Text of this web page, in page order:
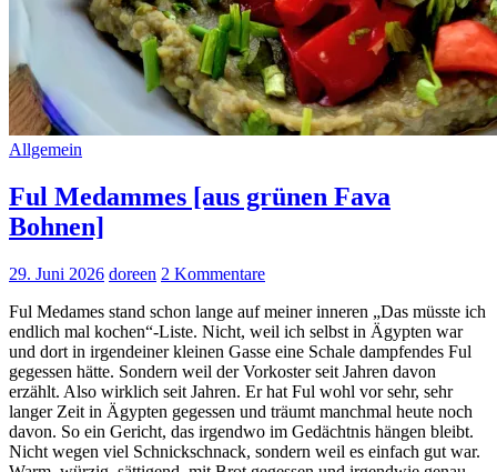
Allgemein
Ful Medammes [aus grünen Fava
Bohnen]
29. Juni 2026 doreen 2 Kommentare
Ful Medames stand schon lange auf meiner inneren „Das müsste ich
endlich mal kochen“-Liste. Nicht, weil ich selbst in Ägypten war
und dort in irgendeiner kleinen Gasse eine Schale dampfendes Ful
gegessen hätte. Sondern weil der Vorkoster seit Jahren davon
erzählt. Also wirklich seit Jahren. Er hat Ful wohl vor sehr, sehr
langer Zeit in Ägypten gegessen und träumt manchmal heute noch
davon. So ein Gericht, das irgendwo im Gedächtnis hängen bleibt.
Nicht wegen viel Schnickschnack, sondern weil es einfach gut war.